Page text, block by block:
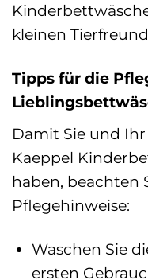
kleinen
Tipps für die
Damit Sie und
Kaeppel
haben, beachten
Pflegehinweise:
Waschen Sie
ersten